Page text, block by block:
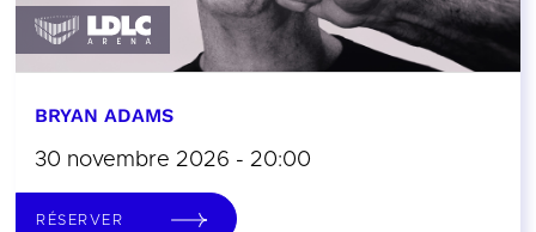
BRYAN ADAMS
30 novembre 2026 - 20:00
RÉSERVER